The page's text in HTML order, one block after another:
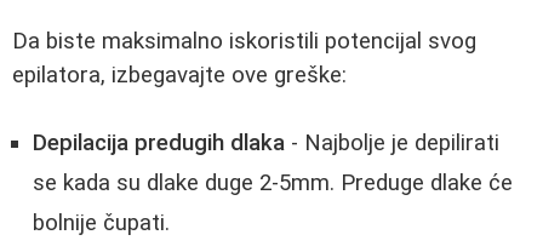
Da biste maksimalno iskoristili potencijal svog
epilatora, izbegavajte ove greške:
Depilacija predugih dlaka - Najbolje je depilirati
se kada su dlake duge 2-5mm. Preduge dlake će
bolnije čupati.